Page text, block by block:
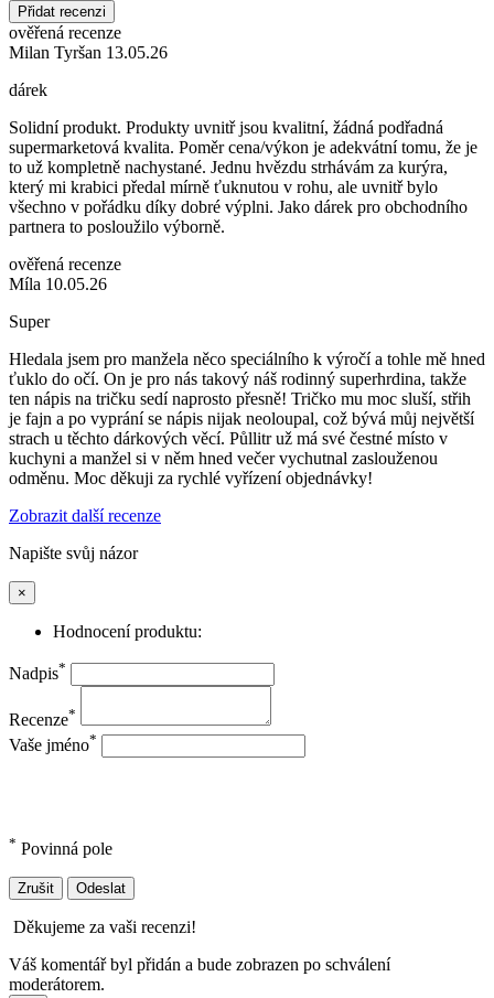
Přidat recenzi
ověřená recenze
Milan Tyršan 13.05.26
dárek
Solidní produkt. Produkty uvnitř jsou kvalitní, žádná podřadná
supermarketová kvalita. Poměr cena/výkon je adekvátní tomu, že je
to už kompletně nachystané. Jednu hvězdu strhávám za kurýra,
který mi krabici předal mírně ťuknutou v rohu, ale uvnitř bylo
všechno v pořádku díky dobré výplni. Jako dárek pro obchodního
partnera to posloužilo výborně.
ověřená recenze
Míla 10.05.26
Super
Hledala jsem pro manžela něco speciálního k výročí a tohle mě hned
ťuklo do očí. On je pro nás takový náš rodinný superhrdina, takže
ten nápis na tričku sedí naprosto přesně! Tričko mu moc sluší, střih
je fajn a po vyprání se nápis nijak neoloupal, což bývá můj největší
strach u těchto dárkových věcí. Půllitr už má své čestné místo v
kuchyni a manžel si v něm hned večer vychutnal zaslouženou
odměnu. Moc děkuji za rychlé vyřízení objednávky!
Zobrazit další recenze
Napište svůj názor
×
Hodnocení produktu:
Nadpis*
Recenze*
Vaše jméno*
* Povinná pole
Zrušit Odeslat
Děkujeme za vaši recenzi!
Váš komentář byl přidán a bude zobrazen po schválení
moderátorem.